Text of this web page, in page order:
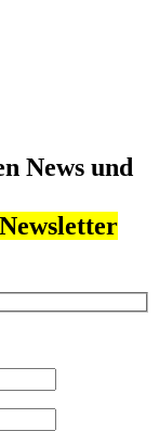
News und